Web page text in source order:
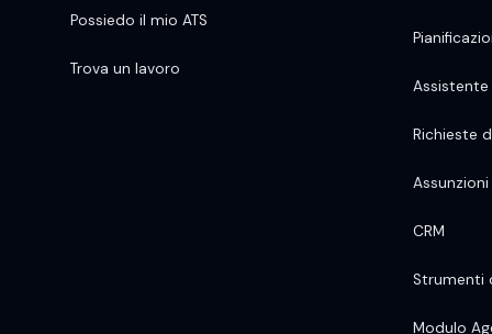
Possiedo il mio ATS
Trova un lavoro
Richieste
CRM
Strumenti
Modulo